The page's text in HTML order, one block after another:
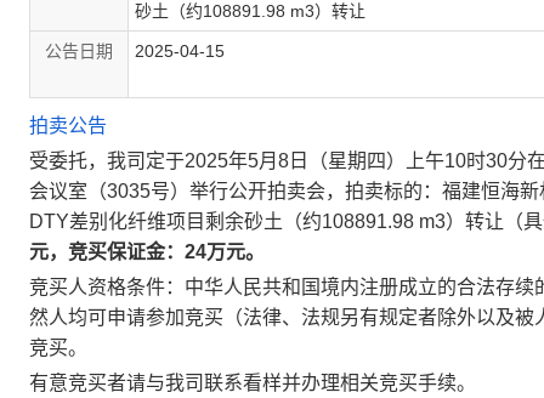
砂土（约108891.98 m3）转让
公告日期 2025-04-15
拍卖公告
受委托，我司定于2025年5月 8 日（星期四）上午10时30分
会议室（3035号）举行公开拍卖会，拍卖标的：福建恒海
DTY差别化纤维项目剩余砂土（约108891.98 m3）转让（
元，竞买保证金： 24万元。
竞买人资格条件： 中华人民共和国境内注册成立的合法存
然人均可申请参加竞买（法律、法规另有规定者除外以及
竞买。
有意竞买者请与我司联系看样并办理相关竞买手续。